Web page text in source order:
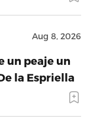
Aug 8, 2026
un peaje un
la Espriella